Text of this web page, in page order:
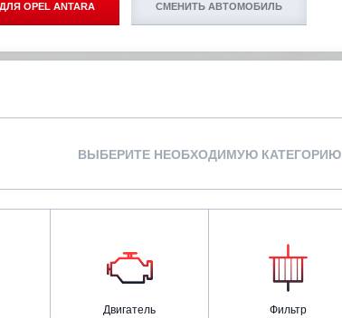
OPEL ANTARA СМЕНИТЬ АВТОМОБИЛЬ
ВЫБЕРИТЕ НЕОБХОДИМУЮ КАТЕГОРИЮ
Двигатель Фильтр